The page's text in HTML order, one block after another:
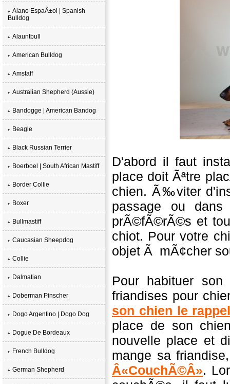
Alano EspaÃ±ol | Spanish
Bulldog
Alauntbull
American Bulldog
Amstaff
Australian Shepherd (Aussie)
Bandogge | American Bandog
Beagle
Black Russian Terrier
Boerboel | South African Mastiff
Border Collie
Boxer
Bullmastiff
Caucasian Sheepdog
Collie
Dalmatian
Doberman Pinscher
Dogo Argentino | Dogo Dog
Dogue De Bordeaux
French Bulldog
German Shepherd
D'abord il faut
place doit Ãªtre
chien. Ã‰viter
passage ou
prÃ©fÃ©rÃ©s et
chiot. Pour votre
objet Ã mÃ¢cher
Pour habituer
friandises pour
son chien le
place de son
nouvelle place et
mange sa
Â«CouchÃ©Â».